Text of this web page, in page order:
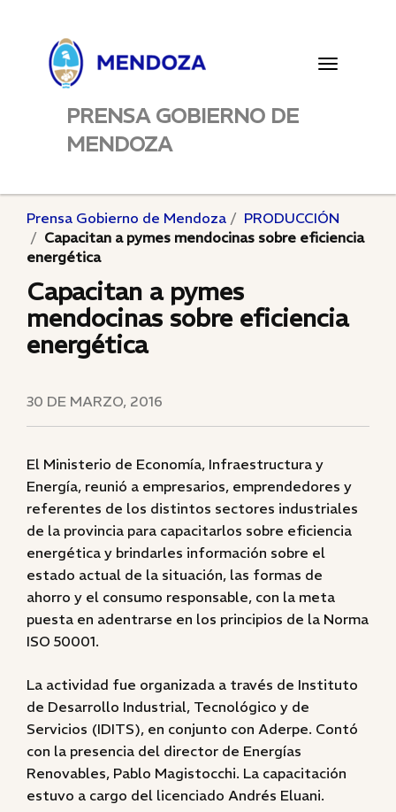
Toggle
PRENSA GOBIERNO DE
MENDOZA
Prensa Gobierno de Mendoza
PRODUCCIÓN
Capacitan a pymes mendocinas sobre eficiencia
energética
Capacitan a pymes
mendocinas sobre eficiencia
energética
30 DE MARZO, 2016
El Ministerio de Economía, Infraestructura y
Energía, reunió a empresarios, emprendedores y
referentes de los distintos sectores industriales
de la provincia para capacitarlos sobre eficiencia
energética y brindarles información sobre el
estado actual de la situación, las formas de
ahorro y el consumo responsable, con la meta
puesta en adentrarse en los principios de la Norma
ISO 50001.
La actividad fue organizada a través de Instituto
de Desarrollo Industrial, Tecnológico y de
Servicios (IDITS), en conjunto con Aderpe. Contó
con la presencia del director de Energías
Renovables, Pablo Magistocchi. La capacitación
estuvo a cargo del licenciado Andrés Eluani.